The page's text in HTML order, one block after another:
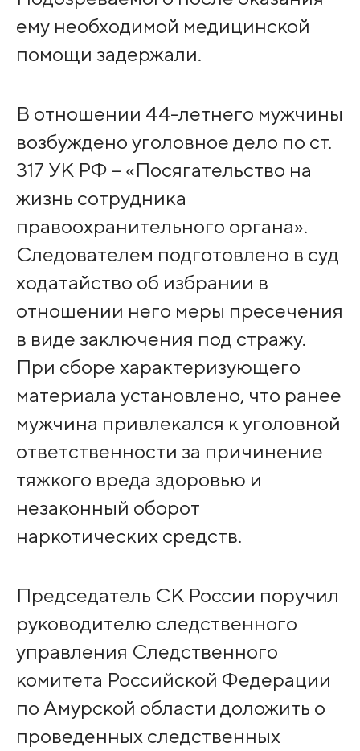
ему необходимой медицинской
помощи задержали.
В отношении 44-летнего мужчины
возбуждено уголовное дело по ст.
317 УК РФ – «Посягательство на
жизнь сотрудника
правоохранительного органа».
Следователем подготовлено в суд
ходатайство об избрании в
отношении него меры пресечения
в виде заключения под стражу.
При сборе характеризующего
материала установлено, что ранее
мужчина привлекался к уголовной
ответственности за причинение
тяжкого вреда здоровью и
незаконный оборот
наркотических средств.
Председатель СК России поручил
руководителю следственного
управления Следственного
комитета Российской Федерации
по Амурской области доложить о
проведенных следственных